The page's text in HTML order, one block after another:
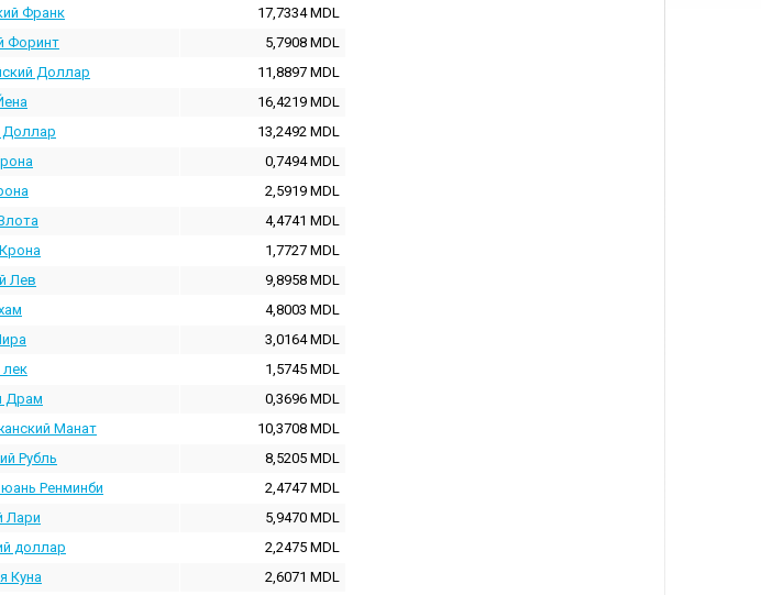
Франк 17,7334MDL
Форинт 5,7908 MDL
Доллар 11,8897 MDL
16,4219 MDL
Доллар 13,2492 MDL
0,7494MDL
2,5919 MDL
4,4741 MDL
1,7727 MDL
Лев 9,8958 MDL
4,8003 MDL
3,0164MDL
лек 1,5745 MDL
Драм 0,3696 MDL
Манат 10,3708 MDL
Рубль 8,5205 MDL
Ренминби 2,4747 MDL
Лари 5,9470 MDL
доллаp 2,2475 MDL
Куна 2,6071 MDL